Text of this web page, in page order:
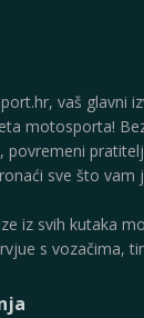
vaš glavni
motosporta!
povremeni
sve što vam
iz svih kutaka
s vozačima,